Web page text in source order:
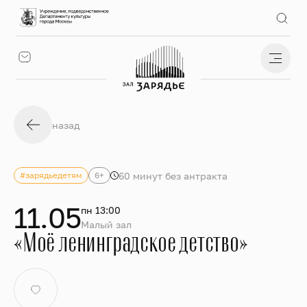
назад
#зарядьедетям 6+ 60 минут без антракта
11.05пн 13:00
Малый зал
«Моё ленинградское детство»